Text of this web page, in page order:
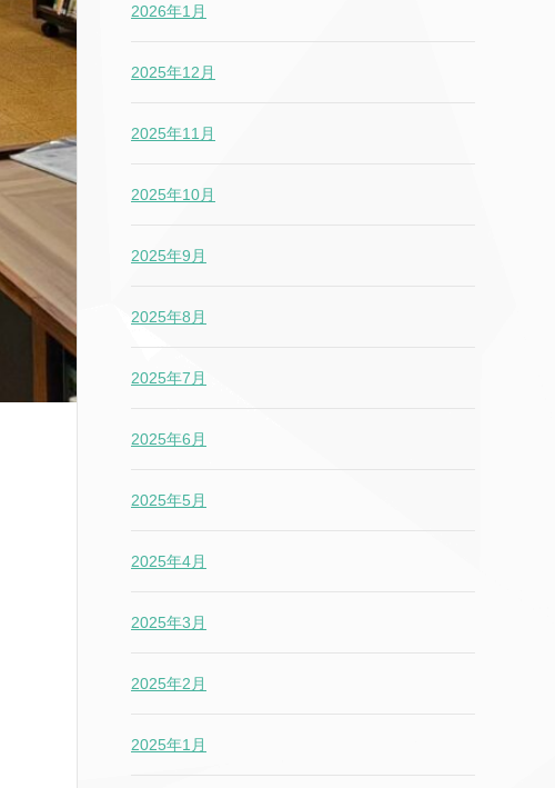
2026年1月
2025年12月
2025年11月
2025年10月
2025年9月
2025年8月
2025年7月
2025年6月
2025年5月
2025年4月
2025年3月
2025年2月
2025年1月